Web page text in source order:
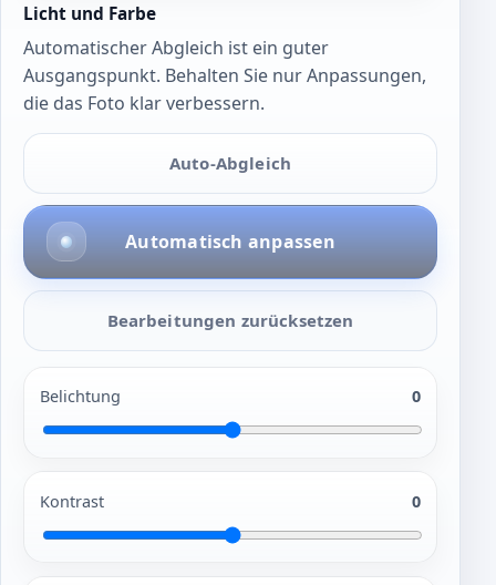
Licht und Farbe
Automatischer Abgleich ist ein guter
Ausgangspunkt. Behalten Sie nur Anpassungen,
die das Foto klar verbessern.
Auto-Abgleich
Automatisch anpassen
Bearbeitungen zurücksetzen
Belichtung 0
Kontrast 0